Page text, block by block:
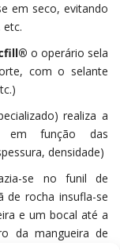
em seco, evitando
o operário sela
com o selante
realiza a
em função das
densidade)
se no funil de
de rocha insufla-se
e um bocal até a
da mangueira de